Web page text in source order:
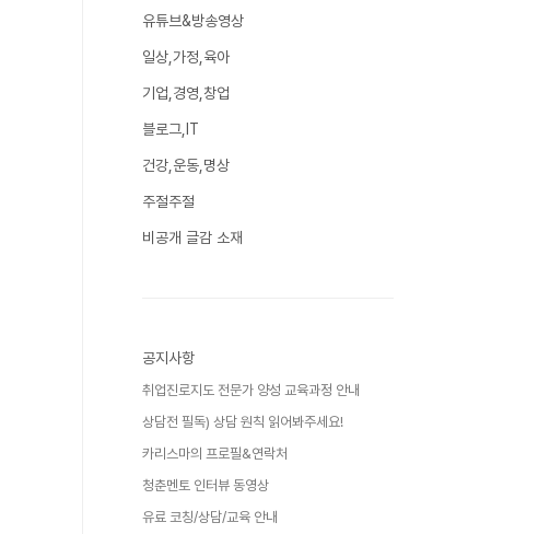
유튜브&방송영상
일상,가정,육아
기업,경영,창업
블로그,IT
건강,운동,명상
주절주절
비공개 글감 소재
공지사항
취업진로지도 전문가 양성 교육과정 안내
상담전 필독) 상담 원칙 읽어봐주세요!
카리스마의 프로필&연락처
청춘멘토 인터뷰 동영상
유료 코칭/상담/교육 안내